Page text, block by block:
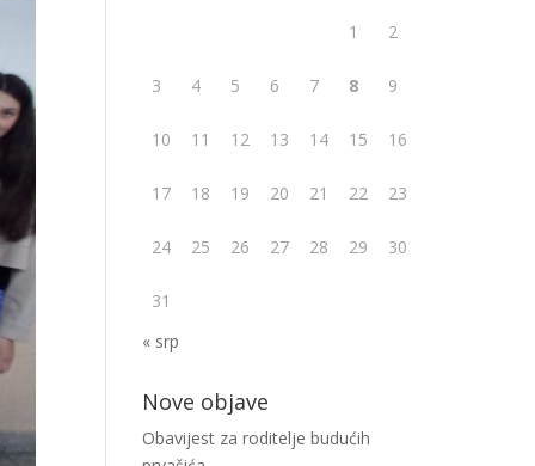
1 2
3 4 5 6 7 8 9
10 11 12 13 14 15 16
17 18 19 20 21 22 23
24 25 26 27 28 29 30
31
« srp
Nove objave
Obavijest za roditelje budućih